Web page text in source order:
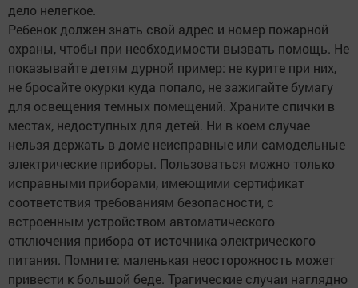
дело нелегкое.
Ребенок должен знать свой адрес и номер пожарной
охраны, чтобы при необходимости вызвать помощь. Не
показывайте детям дурной пример: не курите при них,
не бросайте окурки куда попало, не зажигайте бумагу
для освещения темных помещений. Храните спички в
местах, недоступных для детей. Ни в коем случае
нельзя держать в доме неисправные или самодельные
электрические приборы. Пользоваться можно только
исправными приборами, имеющими сертификат
соответствия требованиям безопасности, с
встроенным устройством автоматического
отключения прибора от источника электрического
питания. Помните: маленькая неосторожность может
привести к большой беде. Трагические случаи наглядно